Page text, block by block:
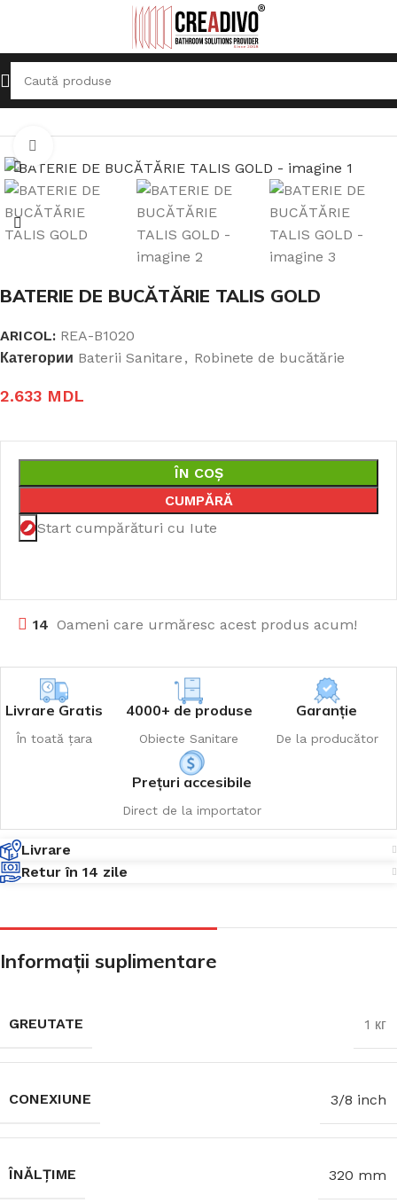
Prima pagină Baterii Sanitare Robinete de bucătărie
BATERIE DE BUCĂTĂRIE TALIS GOLD
ARICOL: REA-B1020
Категории Baterii Sanitare , Robinete de bucătărie
2.633 MDL
ÎN COȘ
CUMPĂRĂ
Start cumpărături cu Iute
14 Oameni care urmăresc acest produs acum!
Livrare Gratis
În toată țara
4000+ de produse
Obiecte Sanitare
Garanție
De la producător
Prețuri accesibile
Direct de la importator
Livrare
Retur în 14 zile
Informații suplimentare
GREUTATE 1 кг
CONEXIUNE 3/8 inch
ÎNĂLȚIME 320 mm